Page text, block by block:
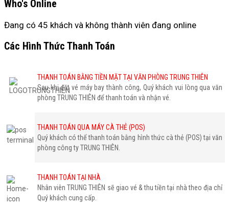
Who's Online
Đang có 45 khách và không thành viên đang online
Các Hình Thức Thanh Toán
THANH TOÁN BẰNG TIỀN MẶT TẠI VĂN PHÒNG TRUNG THIÊN
Sau khi đặt vé máy bay thành công, Quý khách vui lòng qua văn
phòng TRUNG THIÊN để thanh toán và nhận vé.
THANH TOÁN QUA MÁY CÀ THẺ (POS)
Quý khách có thể thanh toán bằng hình thức cà thẻ (POS) tại văn
phòng công ty TRUNG THIÊN.
THANH TOÁN TẠI NHÀ
Nhân viên TRUNG THIÊN sẽ giao vé & thu tiền tại nhà theo địa chỉ
Quý khách cung cấp.